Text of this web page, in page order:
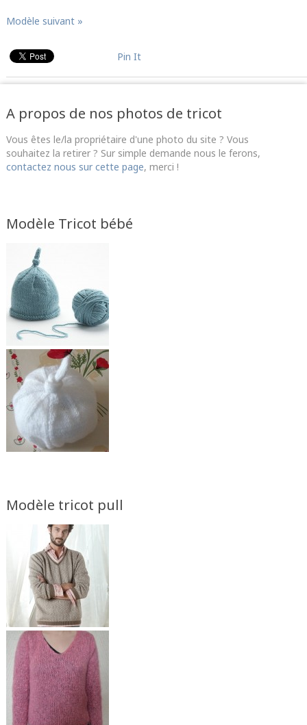
Modèle suivant »
Pin It
A propos de nos photos de tricot
Vous êtes le/la propriétaire d'une photo du site ? Vous
souhaitez la retirer ? Sur simple demande nous le ferons,
contactez nous sur cette page, merci !
Modèle Tricot bébé
Modèle tricot pull